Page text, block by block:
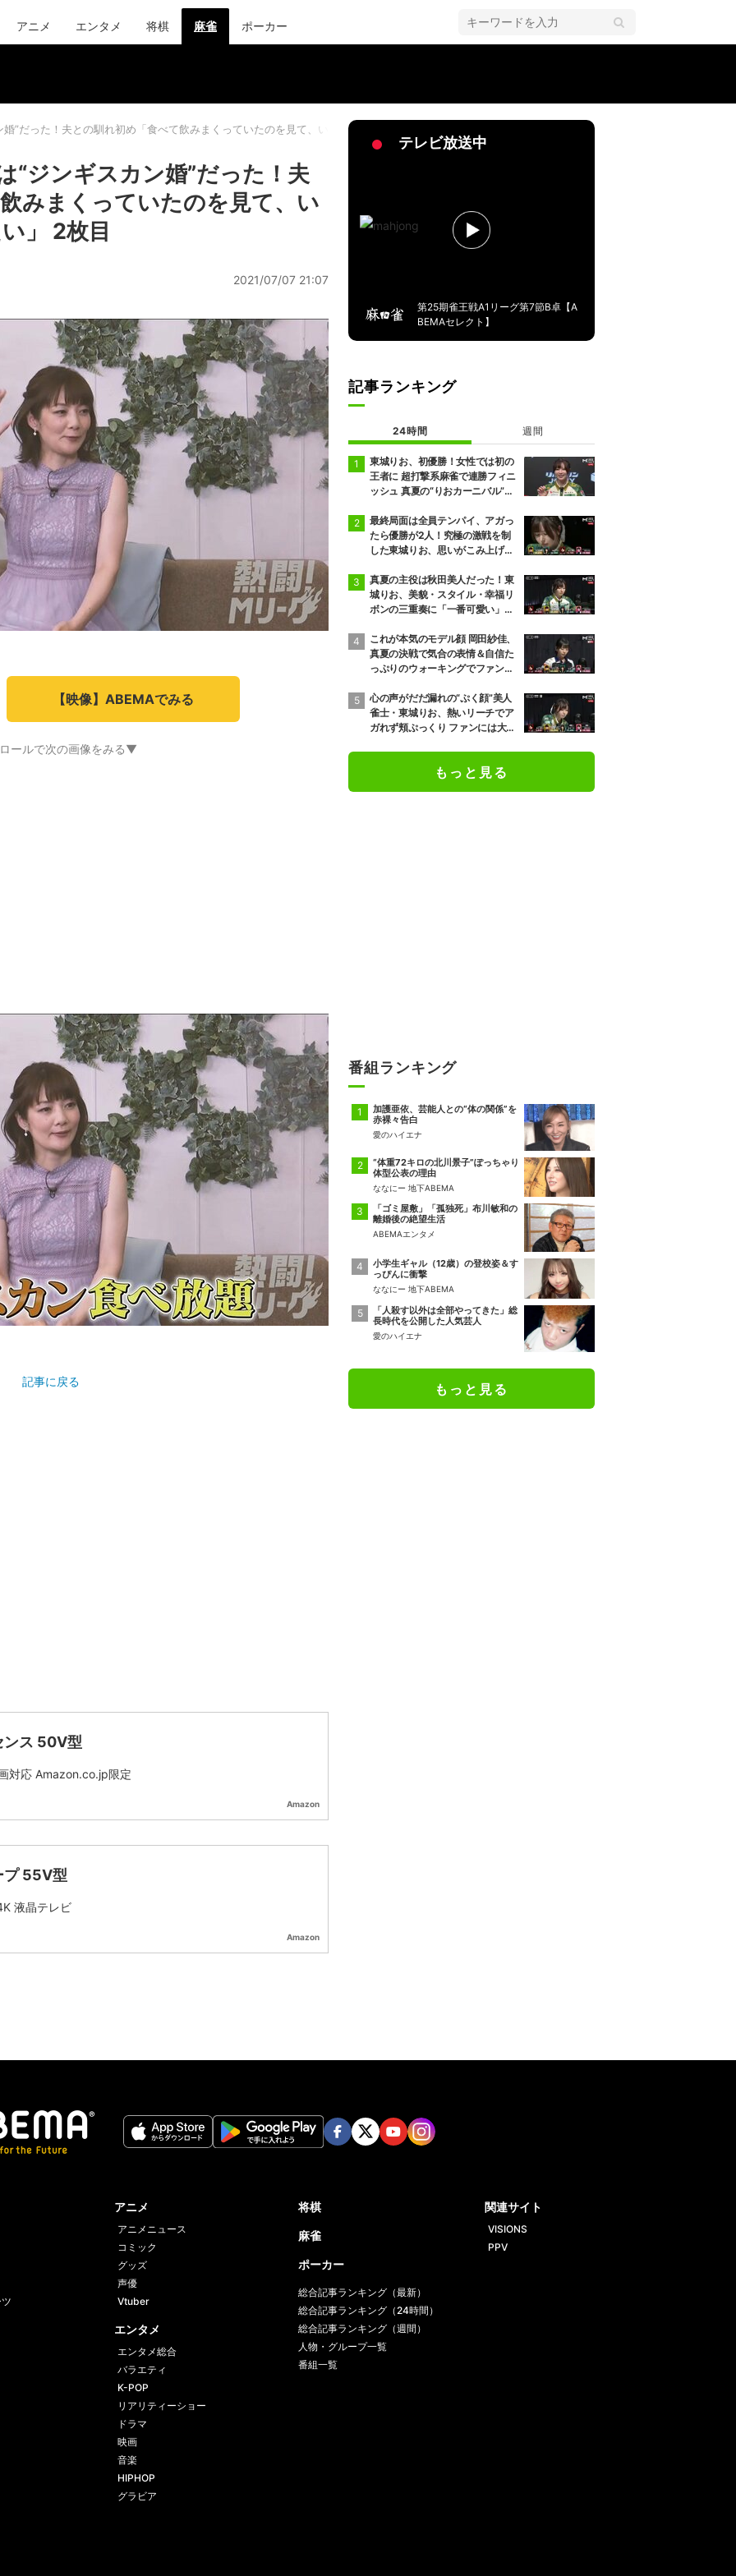
アニメ エンタメ 将棋 麻雀 ポーカー
”だった！夫との馴れ初め「食べて飲みまくっていたのを見て、いいと思ってくれたみたい」
“ジンギスカン婚”だった！夫
みまくっていたのを見て、い
」 2枚目
2021/07/07 21:07
【映像】ABEMAでみる
ールで次の画像をみる▼
記事に戻る
ンス 50V型
対応 Amazon.co.jp限定
Amazon
プ 55V型
液晶テレビ
Amazon
テレビ放送中
第25期雀王戦A1リーグ第7節B卓【A
BEMAセレクト】
記事ランキング
24時間 週間
東城りお、初優勝！女性では初の
王者に 超打撃系麻雀で連勝フィニ
ッシュ 真夏の“りおカーニバル”が
ト
最終局面は全員テンパイ、アガっ
たら優勝が2人！究極の激戦を制
した東城りお、思いがこみ上げる
た」「完全勝利！」／麻雀・Mト
ーナメント
真夏の主役は秋田美人だった！東
城りお、美貌・スタイル・幸福リ
ボンの三重奏に「一番可愛い」の
これが本気のモデル顔 岡田紗佳、
真夏の決戦で気合の表情＆自信た
っぷりのウォーキングでファン魅
やろww」／麻雀・Mトーナメン
ト
心の声がだだ漏れの“ぷく顔”美人
雀士・東城りお、熱いリーチでア
ガれず頬ぷっくり ファンには大好
もっと見る
番組ランキング
加護亜依、芸能人との“体の関係”を
赤裸々告白
愛のハイエナ
“体重72キロの北川景子”ぽっちゃり
体型公表の理由
ななにー 地下ABEMA
「ゴミ屋敷」「孤独死」布川敏和の
離婚後の絶望生活
ABEMAエンタメ
小学生ギャル（12歳）の登校姿＆す
っぴんに衝撃
ななにー 地下ABEMA
「人殺す以外は全部やってきた」総
長時代を公開した人気芸人
愛のハイエナ
もっと見る
アニメ
アニメニュース
コミック
グッズ
声優
Vtuber
エンタメ
エンタメ総合
バラエティ
K-POP
リアリティーショー
ドラマ
映画
音楽
HIPHOP
グラビア
将棋
麻雀
ポーカー
総合記事ランキング（最新）
総合記事ランキング（24時間）
総合記事ランキング（週間）
人物・グループ一覧
番組一覧
関連サイト
VISIONS
PPV